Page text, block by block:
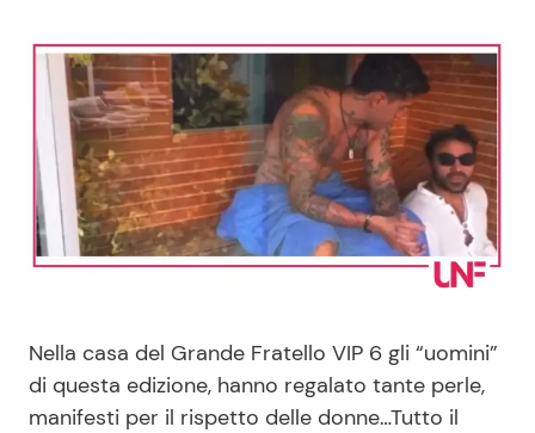
News Musica
News Spettacolo
Benessere
Casa
Mondo Mamma
Cucina e Ricette
Consigli di Cucina
Le Ricette in TV
Nella casa del Grande Fratello VIP 6 gli “uomini”
di questa edizione, hanno regalato tante perle,
manifesti per il rispetto delle donne…Tutto il